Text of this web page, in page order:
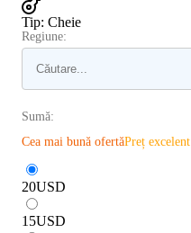
Tip: Cheie
Regiune:
Sumă:
Cea mai bună ofertăPreț excelent
20USD
15USD